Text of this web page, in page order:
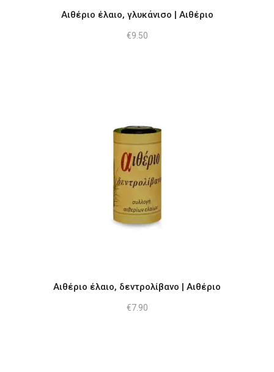
Αιθέριο έλαιο, γλυκάνισο | Αιθέριο
€9.50
Αιθέριο έλαιο, δεντρολίβανο | Αιθέριο
€7.90